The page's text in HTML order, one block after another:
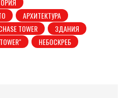
АРХИТЕКТУРА
TOWER
ЗДАНИЯ
НЕБОСКРЕБ